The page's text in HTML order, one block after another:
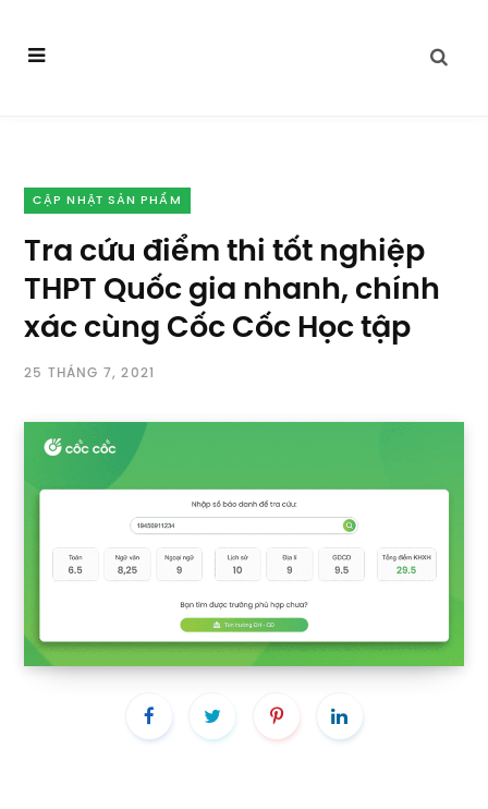
CẬP NHẬT SẢN PHẨM
Tra cứu điểm thi tốt nghiệp
THPT Quốc gia nhanh, chính
xác cùng Cốc Cốc Học tập
25 THÁNG 7, 2021